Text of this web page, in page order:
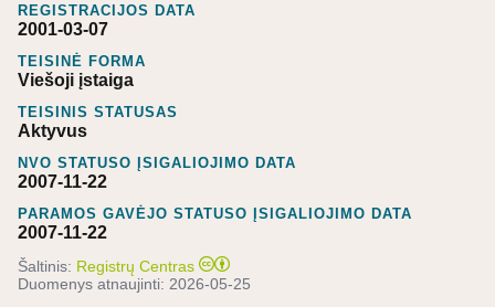
REGISTRACIJOS DATA
2001-03-07
TEISINĖ FORMA
Viešoji įstaiga
TEISINIS STATUSAS
Aktyvus
NVO STATUSO ĮSIGALIOJIMO DATA
2007-11-22
PARAMOS GAVĖJO STATUSO ĮSIGALIOJIMO DATA
2007-11-22
Šaltinis: Registrų Centras
Duomenys atnaujinti: 2026-05-25